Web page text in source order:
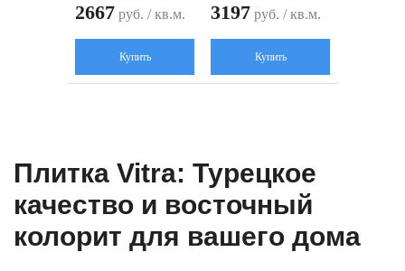
2667 руб. / кв.м.
Купить
3197 руб. / кв.м.
Купить
Плитка Vitra: Турецкое
качество и восточный
колорит для вашего дома